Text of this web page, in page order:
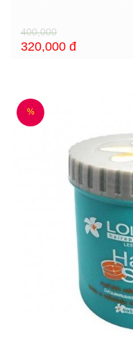
400,000
320,000 đ
%